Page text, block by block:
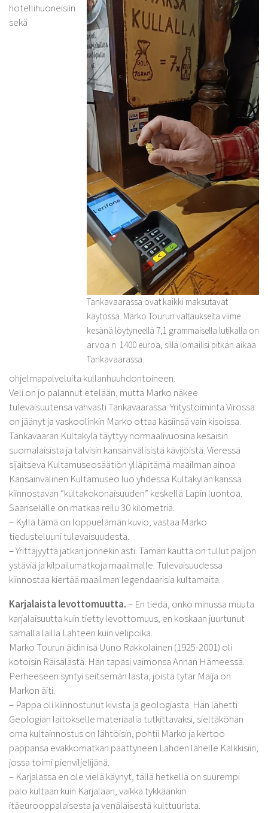
Tankavaarassa ovat kaikki maksutavat
käytössä. Marko Tourun valtaukselta viime
kesänä löytyneellä 7,1 grammaisella lutikalla on
arvoa n. 1400 euroa, sillä lomailisi pitkän aikaa
Tankavaarassa.
hotellihuoneisiin
sekä
ohjelmapalveluita kullanhuuhdontoineen.
Veli on jo palannut etelään, mutta Marko näkee
tulevaisuutensa vahvasti Tankavaarassa. Yritystoiminta Virossa
on jäänyt ja vaskoolinkin Marko ottaa käsiinsä vain kisoissa.
Tankavaaran Kultakylä täyttyy normaalivuosina kesäisin
suomalaisista ja talvisin kansainvälisistä kävijöistä. Vieressä
sijaitseva Kultamuseosäätiön ylläpitämä maailman ainoa
Kansainvälinen Kultamuseo luo yhdessä Kultakylän kanssa
kiinnostavan ”kultakokonaisuuden” keskellä Lapin luontoa.
Saariselälle on matkaa reilu 30 kilometriä.
– Kyllä tämä on loppuelämän kuvio, vastaa Marko
tiedusteluuni tulevaisuudesta.
– Yrittäjyyttä jatkan jonnekin asti. Tämän kautta on tullut paljon
ystäviä ja kilpailumatkoja maailmalle. Tulevaisuudessa
kiinnostaa kiertää maailman legendaarisia kultamaita.
Karjalaista levottomuutta.– En tiedä, onko minussa muuta
karjalaisuutta kuin tietty levottomuus, en koskaan juurtunut
samalla lailla Lahteen kuin velipoika.
Marko Tourun äidin isä Uuno Rakkolainen (1925-2001) oli
kotoisin Räisälästä. Hän tapasi vaimonsa Annan Hämeessä.
Perheeseen syntyi seitsemän lasta, joista tytär Maija on
Markon äiti.
– Pappa oli kiinnostunut kivistä ja geologiasta. Hän lähetti
Geologian laitokselle materiaalia tutkittavaksi, sieltäköhän
oma kultainnostus on lähtöisin, pohtii Marko ja kertoo
pappansa evakkomatkan päättyneen Lahden lähelle Kalkkisiin,
jossa toimi pienviljelijänä.
– Karjalassa en ole vielä käynyt, tällä hetkellä on suurempi
palo kultaan kuin Karjalaan, vaikka tykkäänkin
itäeurooppalaisesta ja venäläisestä kulttuurista.